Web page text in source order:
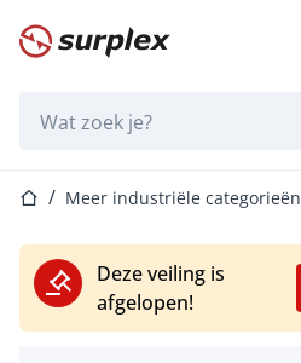
Startpagina
StartpaginaMeer industriële categorieën
Deze veiling is
afgelopen!